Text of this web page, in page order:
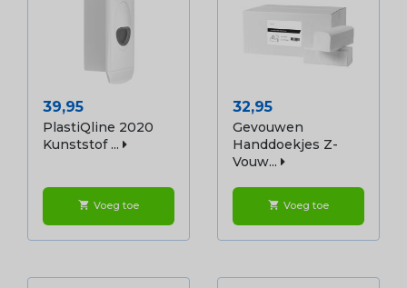
Prijs
39,95
PlastiQline 2020
Kunststof ...
shopping_cart Voeg toe
Prijs
32,95
Gevouwen
Handdoekjes Z-
Vouw...
shopping_cart Voeg toe